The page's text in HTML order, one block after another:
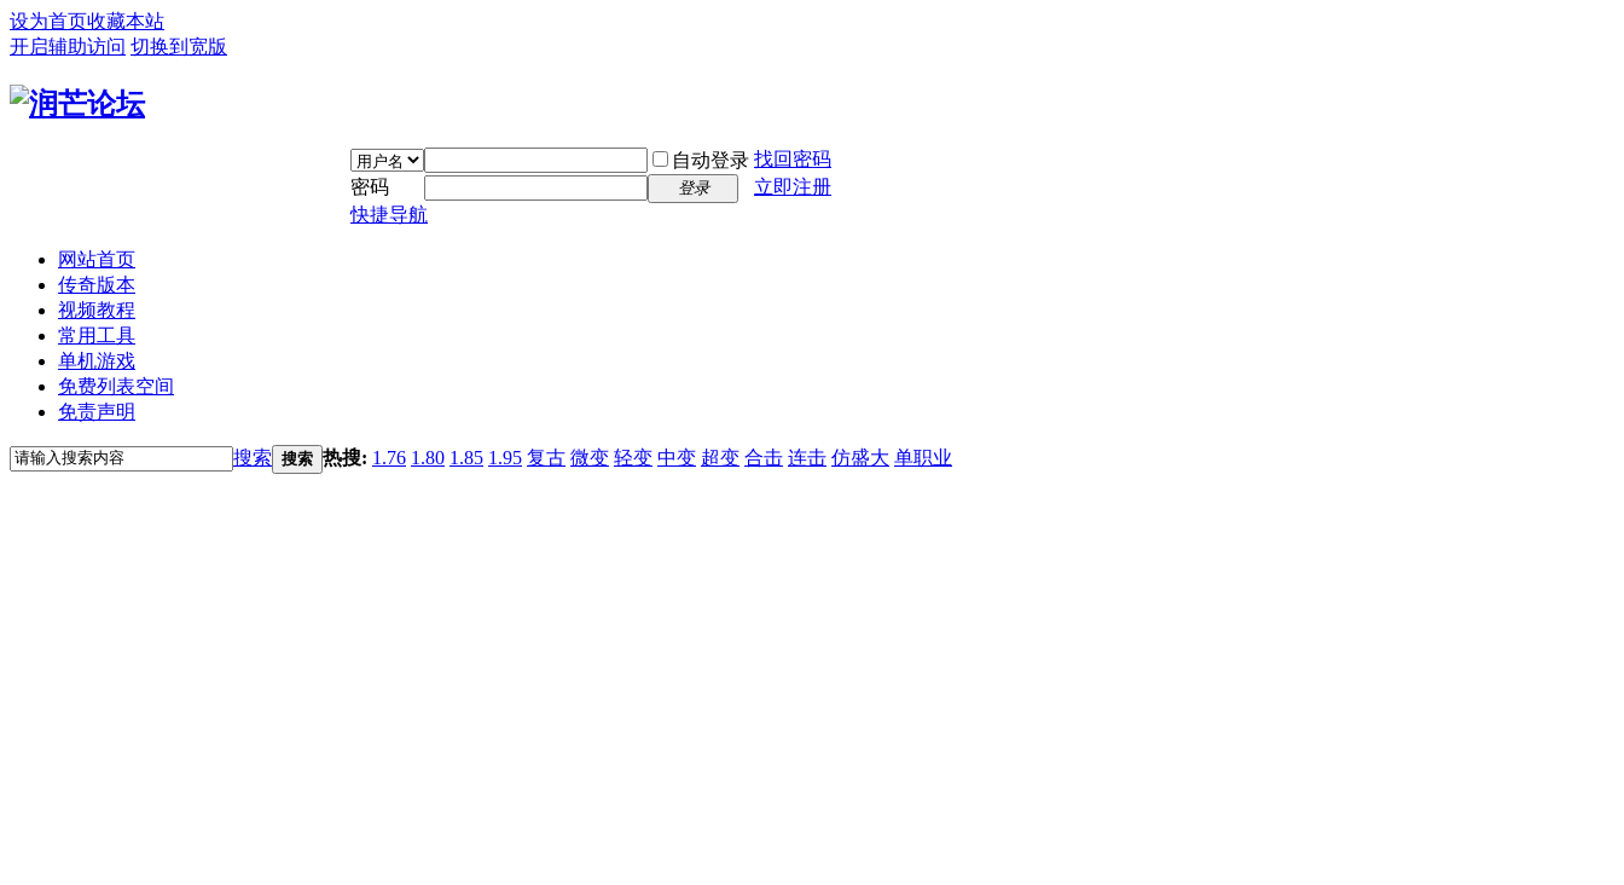
设为首页收藏本站
开启辅助访问 切换到宽版
自动登录 找回密码
密码
登录
立即注册
快捷导航
网站首页
传奇版本
视频教程
常用工具
单机游戏
免费列表空间
免责声明
搜索 搜索 热搜: 1.76 1.80 1.85 1.95 复古 微变 轻变 中变 超变 合击 连击 仿盛大 单职业